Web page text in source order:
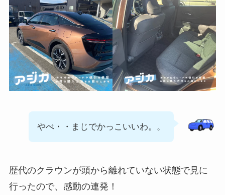
やべ・・まじでかっこいいわ。。
歴代のクラウンが頭から離れていない状態で見に
行ったので、感動の連発！